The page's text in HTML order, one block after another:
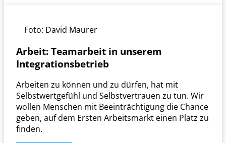
Foto: David Maurer
Arbeit: Teamarbeit in unserem
Integrationsbetrieb
Arbeiten zu können und zu dürfen, hat mit
Selbstwertgefühl und Selbstvertrauen zu tun. Wir
wollen Menschen mit Beeinträchtigung die Chance
geben, auf dem Ersten Arbeitsmarkt einen Platz zu
finden.